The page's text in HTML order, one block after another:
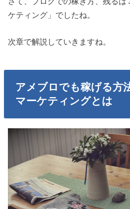
ケティング」でしたね。
次章で解説していきますね。
アメブロでも稼げる方
マーケティングとは